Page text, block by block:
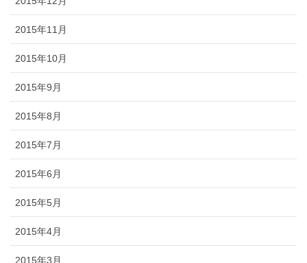
2015年11月
2015年10月
2015年9月
2015年8月
2015年7月
2015年6月
2015年5月
2015年4月
2015年3月